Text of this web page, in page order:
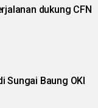
dukung CFN
Sungai Baung OKI